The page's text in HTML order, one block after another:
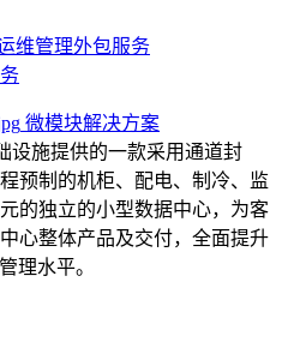
维管理外包服务
微模块解决方案
设施提供的一款采用通道封
预制的机柜、配电、制冷、监
的独立的小型数据中心，为客
心整体产品及交付，全面提升
理水平。